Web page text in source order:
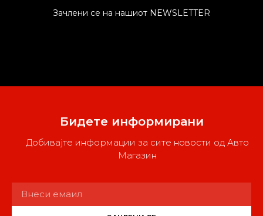
Зачлени се на нашиот NEWSLETTER
Бидете информирани
Добивајте информации за сите новости од Авто
Магазин